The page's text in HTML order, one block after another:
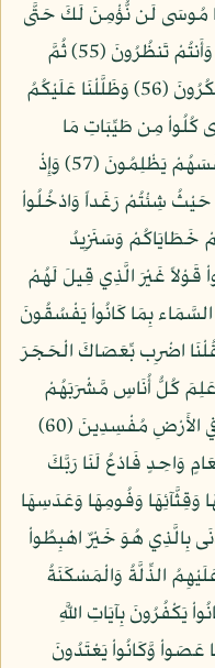
وَإِذْ قُلْتُمْ يَا مُوسَى لَن نُّؤْمِنَ لَكَ حَتَّى
نَرَى اللَّهَ جَهْرَةً فَأَخَذَتْكُمُ الصَّاعِقَةُ وَأَنتُمْ تَنظُرُونَ (55) ثُمَّ
بَعَثْنَاكُم مِّن بَعْدِ مَوْتِكُمْ لَعَلَّكُمْ تَشْكُرُونَ (56) وَظَلَّلْنَا عَلَيْكُمُ
كُلُواْ مِن طَيِّبَاتِ مَا
رَزَقْنَاكُمْ وَمَا ظَلَمُونَا وَلَكِن كَانُواْ أَنفُسَهُمْ يَظْلِمُونَ (57) وَإِذْ
حَيْثُ شِئْتُمْ رَغَداً وَادْخُلُواْ
خَطَايَاكُمْ وَسَنَزِيدُ
ظَلَمُواْ قَوْلاً غَيْرَ الَّذِي قِيلَ لَهُمْ
بِمَا كَانُواْ يَفْسُقُونَ
اضْرِب بِّعَصَاكَ الْحَجَرَ
عَلِمَ كُلُّ أُنَاسٍ مَّشْرَبَهُمْ
كُلُواْ وَاشْرَبُواْ مِن رِّزْقِ اللَّهِ وَلاَ تَعْثَوْاْ فِي الأَرْضِ مُفْسِدِينَ (60)
وَاحِدٍ فَادْعُ لَنَا رَبَّكَ
وَقِثَّآئِهَا وَفُومِهَا وَعَدَسِهَا
بِالَّذِي هُوَ خَيْرٌ اهْبِطُواْ
الذِّلَّةُ وَالْمَسْكَنَةُ
يَكْفُرُونَ بِآيَاتِ اللَّهِ
عَصَواْ وَّكَانُواْ يَعْتَدُونَ